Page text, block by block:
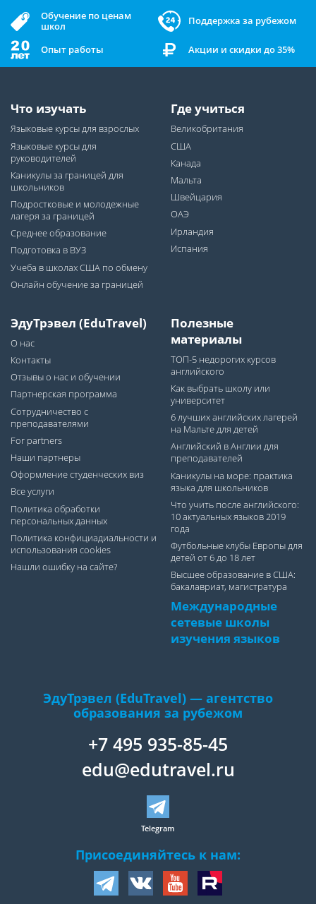
Обучение по ценам
школ
Поддержка за рубежом
Опыт работы Акции и скидки до 35%
Что изучать
Языковые курсы для взрослых
Языковые курсы для
руководителей
Каникулы за границей для
школьников
Подростковые и молодежные
лагеря за границей
Среднее образование
Подготовка в ВУЗ
Учеба в школах США по обмену
Онлайн обучение за границей
Где учиться
Великобритания
США
Канада
Мальта
Швейцария
ОАЭ
Ирландия
Испания
ЭдуТрэвел (EduTravel)
О нас
Контакты
Отзывы о нас и обучении
Партнерская программа
Сотрудничество с
преподавателями
For partners
Наши партнеры
Оформление студенческих виз
Все услуги
Политика обработки
персональных данных
Политика конфициадиальности и
использования cookies
Нашли ошибку на сайте?
Полезные
материалы
ТОП-5 недорогих курсов
английского
Как выбрать школу или
университет
6 лучших английских лагерей
на Мальте для детей
Английский в Англии для
преподавателей
Каникулы на море: практика
языка для школьников
Что учить после английского:
10 актуальных языков 2019
года
Футбольные клубы Европы для
детей от 6 до 18 лет
Высшее образование в США:
бакалавриат, магистратура
Международные
сетевые школы
изучения языков
ЭдуТрэвел (EduTravel) — агентство
образования за рубежом
+7 495 935-85-45
edu@edutravel.ru
Telegram
Присоединяйтесь к нам: